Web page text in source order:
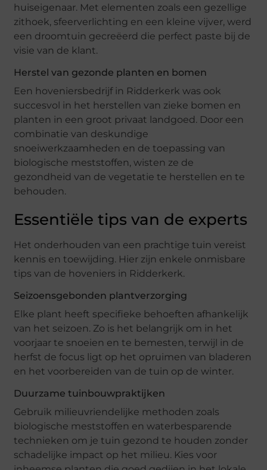
huiseigenaar. Met elementen zoals een gezellige
zithoek, sfeerverlichting en een kleine vijver, werd
een droomtuin gecreëerd die perfect paste bij de
visie van de klant.
Herstel van gezonde planten en bomen
Een hoveniersbedrijf in Ridderkerk was ook
succesvol in het herstellen van zieke bomen en
planten in een groot privaat landgoed. Door een
combinatie van deskundige
snoeiwerkzaamheden en de toepassing van
biologische meststoffen, wisten ze de
gezondheid van de vegetatie te herstellen en te
behouden.
Essentiële tips van de experts
Het onderhouden van een prachtige tuin vereist
kennis en toewijding. Hier zijn enkele onmisbare
tips van de hoveniers in Ridderkerk.
Seizoensgebonden plantverzorging
Elke plant heeft specifieke behoeften afhankelijk
van het seizoen. Zo is het belangrijk om in het
voorjaar te snoeien en te bemesten, terwijl in de
herfst de focus ligt op het opruimen van bladeren
en het voorbereiden van de tuin op de winter.
Duurzame tuinbouwpraktijken
Gebruik milieuvriendelijke methoden zoals
biologische meststoffen en waterbesparende
technieken om je tuin gezond te houden zonder
schadelijke impact op het milieu. Kies voor